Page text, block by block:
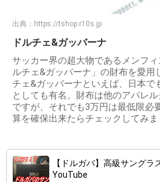
出典： https://tshop.r10s.jp
ドルチェ&ガッバーナ
サッカー界の超大物であるメンフ
ルチェ&ガッバーナ」の財布を愛用
チェ&ガッバーナといえば、日本で
としても有名。財布は他のアパレ
ですが、それでも3万円は最低限必
算を確保出来たらチェックしてみま
【ドルガバ】高級サングラ
YouTube